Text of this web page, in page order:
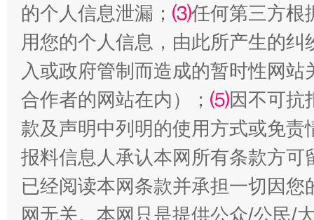
全民健身五年计划来了！等你上场
的个人信息泄漏； ⑶任何第三方根
用您的个人信息，由此所产生的纠
入或政府管制而造成的暂时性网
合作者的网站在内）； ⑸因不可抗
款及声明中列明的使用方式或免责
报料信息人承认本网所有条款方
已经阅读本网条款并承担一切因
网无关。本网只是提供公众/公民/